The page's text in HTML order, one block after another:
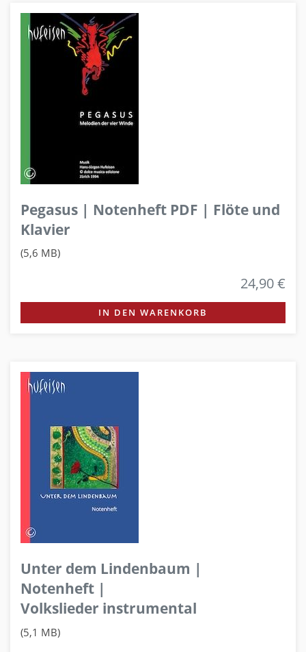
Pegasus | Notenheft PDF | Flöte und
Klavier
(5,6 MB)
24,90 €
IN DEN WARENKORB
Unter dem Lindenbaum |
Notenheft |
Volkslieder instrumental
(5,1 MB)